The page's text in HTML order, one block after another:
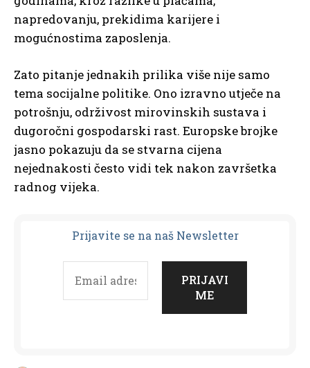
napredovanju, prekidima karijere i
mogućnostima zaposlenja.
Zato pitanje jednakih prilika više nije samo
tema socijalne politike. Ono izravno utječe na
potrošnju, održivost mirovinskih sustava i
dugoročni gospodarski rast. Europske brojke
jasno pokazuju da se stvarna cijena
nejednakosti često vidi tek nakon završetka
radnog vijeka.
Prijavite se na naš Newsletter